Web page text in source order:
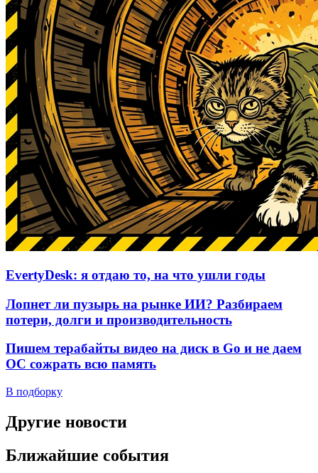
EvertyDesk: я отдаю то, на что ушли годы
Лопнет ли пузырь на рынке ИИ? Разбираем
потери, долги и производительность
Пишем терабайты видео на диск в Go и не даем
ОС сожрать всю память
В подборку
Другие новости
Ближайшие события